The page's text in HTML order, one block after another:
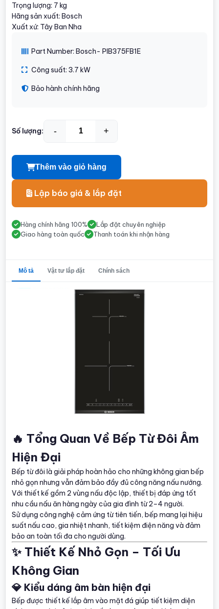
Trọng lượng: 7 kg
Hãng sản xuất: Bosch
Xuất xứ: Tây Ban Nha
Part Number: Bosch- PIB375FB1E
Công suất: 3.7 kW
Bảo hành chính hãng
Số lượng: - +
Thêm vào giỏ hàng
Lập báo giá & lắp đặt
Hàng chính hãng 100%
Lắp đặt chuyên nghiệp
Giao hàng toàn quốc
Thanh toán khi nhận hàng
Mô tả Vật tư lắp đặt Chính sách
🔥 Tổng Quan Về Bếp Từ Đôi Âm
Hiện Đại
Bếp từ đôi là giải pháp hoàn hảo cho những không gian bếp
nhỏ gọn nhưng vẫn đảm bảo đầy đủ công năng nấu nướng.
Với thiết kế gồm 2 vùng nấu độc lập, thiết bị đáp ứng tốt
nhu cầu nấu ăn hàng ngày của gia đình từ 2–4 người.
Sử dụng công nghệ cảm ứng từ tiên tiến, bếp mang lại hiệu
suất nấu cao, gia nhiệt nhanh, tiết kiệm điện năng và đảm
bảo an toàn tối đa cho người dùng.
✨ Thiết Kế Nhỏ Gọn – Tối Ưu
Không Gian
💎 Kiểu dáng âm bàn hiện đại
Bếp được thiết kế lắp âm vào mặt đá giúp tiết kiệm diện